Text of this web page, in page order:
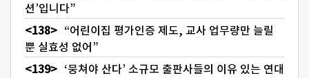
션’입니다”
“어린이집 평가인증 제도, 교사 업무량만 늘릴
뿐 실효성 없어”
‘뭉쳐야 산다’ 소규모 출판사들의 이유 있는 연대